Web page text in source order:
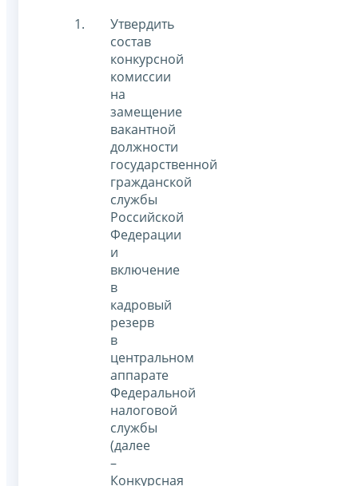
Утвердить
состав
конкурсной
комиссии
на
замещение
вакантной
должности
государственной
гражданской
службы
Российской
Федерации
и
включение
в
кадровый
резерв
в
центральном
аппарате
Федеральной
налоговой
службы
(далее
–
Конкурсная